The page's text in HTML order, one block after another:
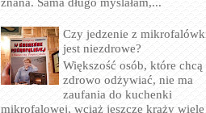
Czy jedzenie z
jest niezdrowe?
Większość osób, które chcą
zdrowo odżywiać, nie ma
zaufania do kuchenki
mikrofalowej, wciąż jeszcze krąży wiele